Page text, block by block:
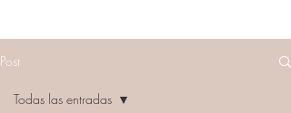
Post
Todas las entradas